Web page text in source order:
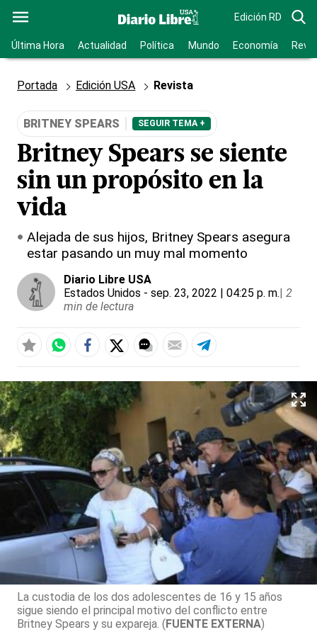
Edición RD
Última Hora Actualidad Política Mundo Economía
Portada Edición USA Revista
BRITNEY SPEARS SEGUIR TEMA +
Britney Spears se siente
sin un propósito en la
vida
Alejada de sus hijos, Britney Spears asegura
estar pasando un muy mal momento
Diario Libre USA
Estados Unidos - sep. 23, 2022 | 04:25 p. m.| 2
min de lectura
La custodia de los dos adolescentes de 16 y 15 años
sigue siendo el principal motivo del conflicto entre
Britney Spears y su expareja. (FUENTE EXTERNA)